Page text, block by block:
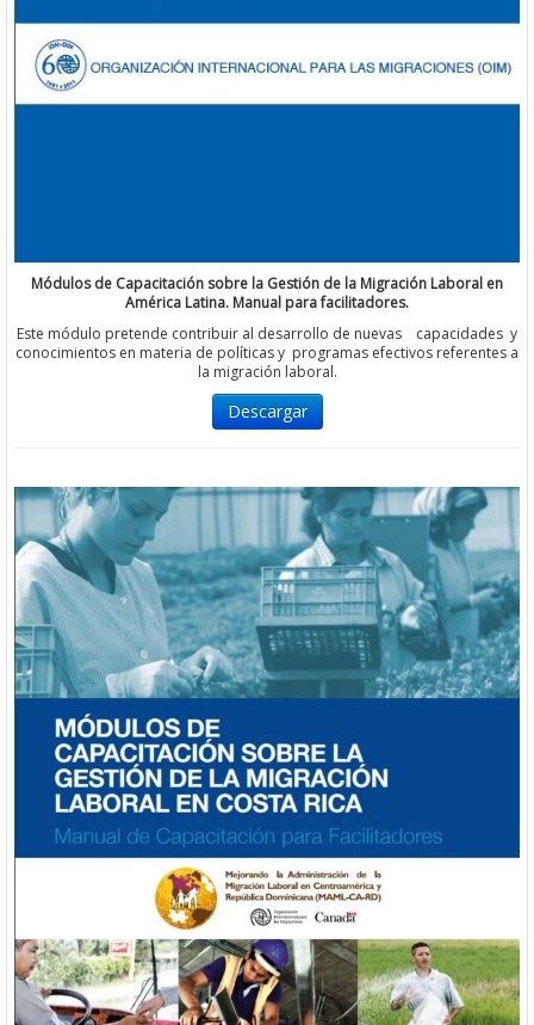
Módulos de Capacitación sobre la Gestión de la Migración Laboral en
América Latina. Manual para facilitadores.
Este módulo pretende contribuir al desarrollo de nuevas capacidades y
conocimientos en materia de políticas y programas efectivos referentes a
la migración laboral.
Descargar